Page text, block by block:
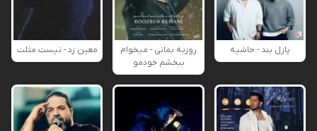
پازل بند - حاشیه
روزبه بمانی - میخوام
ببخشم خودمو
معین زد - نیست مثلت